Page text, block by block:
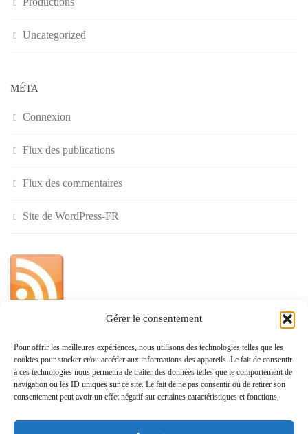
Gérer le consentement
Pour offrir les meilleures expériences, nous utilisons des technologies telles que les
cookies pour stocker et/ou accéder aux informations des appareils. Le fait de consentir
à ces technologies nous permettra de traiter des données telles que le comportement de
navigation ou les ID uniques sur ce site. Le fait de ne pas consentir ou de retirer son
consentement peut avoir un effet négatif sur certaines caractéristiques et fonctions.
Uncategorized
MÉTA
Connexion
Flux des publications
Flux des commentaires
Site de WordPress-FR
»
Politique de confidentialité